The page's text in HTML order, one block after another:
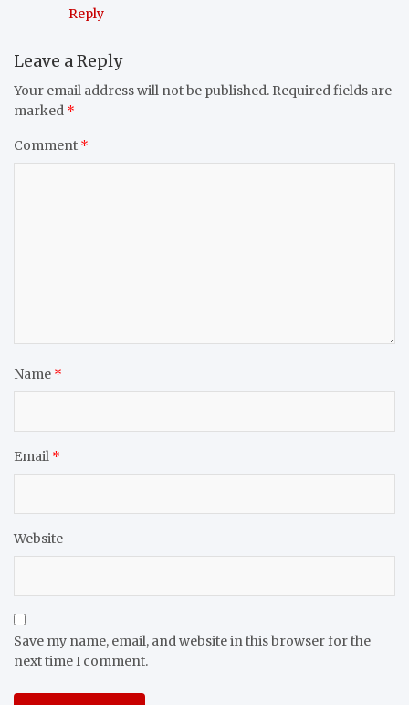
Reply
Leave a Reply
Your email address will not be published. Required fields are
marked *
Comment *
Name *
Email *
Website
Save my name, email, and website in this browser for the
next time I comment.